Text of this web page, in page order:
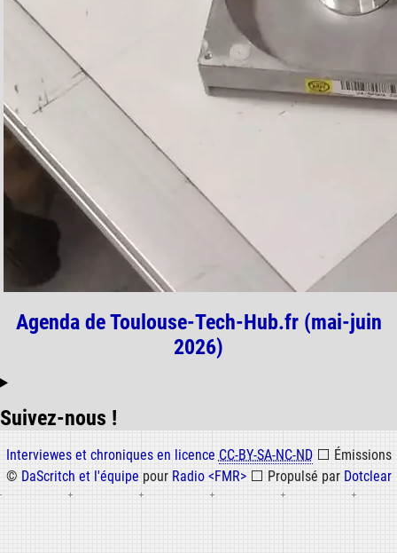
Agenda de Toulouse-Tech-Hub.fr (mai-juin
2026)
Suivez-nous !
Informations
Interviewes et chroniques en licence CC-BY-SA-NC-ND ⬜ Émissions
© DaScritch et l'équipe pour Radio <FMR> ⬜ Propulsé par Dotclear